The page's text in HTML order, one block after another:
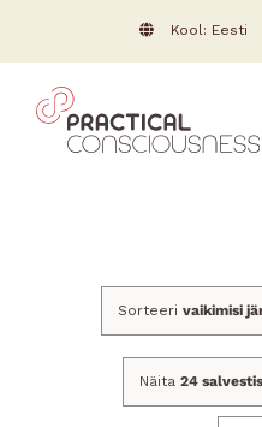
to
content
Kool: Eesti
Sorteeri vaikimisi
Näita 24